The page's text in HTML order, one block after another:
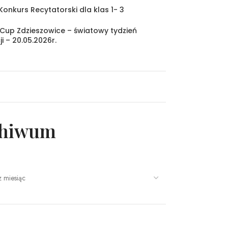
Recytatorski dla klas 1- 3
Zdzieszowice – światowy tydzień
– 20.05.2026r.